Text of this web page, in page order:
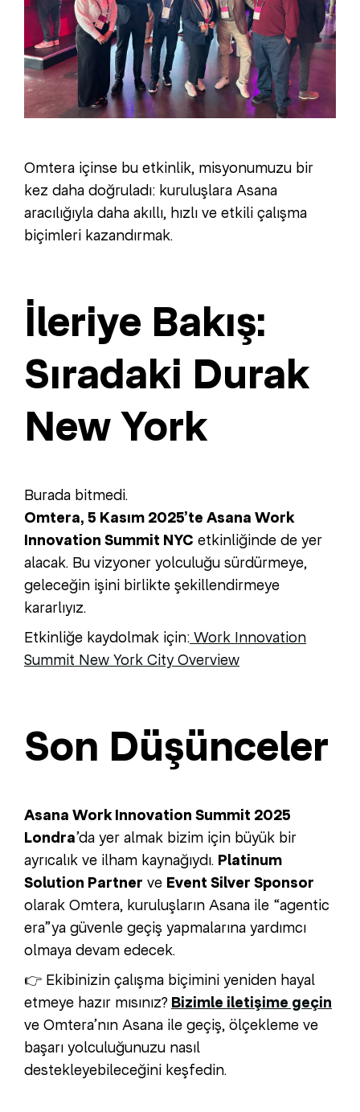
Omtera içinse bu etkinlik, misyonumuzu bir
kez daha doğruladı: kuruluşlara Asana
aracılığıyla daha akıllı, hızlı ve etkili çalışma
biçimleri kazandırmak.
İleriye Bakış:
Sıradaki Durak
New York
Burada bitmedi.
Omtera, 5 Kasım 2025’te Asana Work
Innovation Summit NYC etkinliğinde de yer
alacak. Bu vizyoner yolculuğu sürdürmeye,
geleceğin işini birlikte şekillendirmeye
kararlıyız.
Etkinliğe kaydolmak için: Work Innovation
Summit New York City Overview
Son Düşünceler
Asana Work Innovation Summit 2025
Londra’da yer almak bizim için büyük bir
ayrıcalık ve ilham kaynağıydı. Platinum
Solution Partner ve Event Silver Sponsor
olarak Omtera, kuruluşların Asana ile “agentic
era”ya güvenle geçiş yapmalarına yardımcı
olmaya devam edecek.
👉 Ekibinizin çalışma biçimini yeniden hayal
etmeye hazır mısınız? Bizimle iletişime geçin
ve Omtera’nın Asana ile geçiş, ölçekleme ve
başarı yolculuğunuzu nasıl
destekleyebileceğini keşfedin.